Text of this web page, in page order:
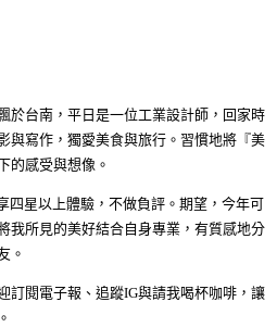
於台南，平日是一位工業設計師，回家時
與寫作，獨愛美食與旅行。習慣地將『美
的感受與想像。
四星以上體驗，不做負評。期望，今年可
我所見的美好結合自身專業，有質感地分
。
訂閱電子報、追蹤IG與請我喝杯咖啡，讓